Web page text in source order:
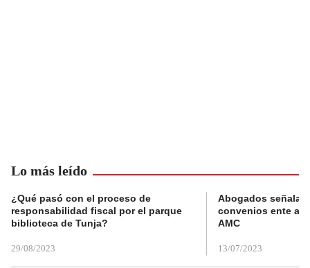
Lo más leído
¿Qué pasó con el proceso de
responsabilidad fiscal por el parque
biblioteca de Tunja?
29/08/2023
Abogados
convenios ente
AMC
13/07/2023